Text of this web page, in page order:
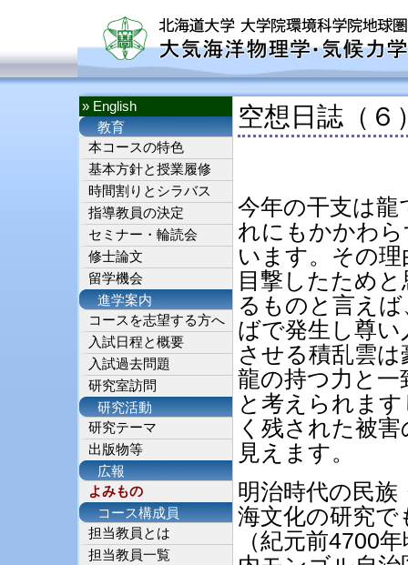
» English
教育
本コースの特色
基本方針と授業履修
時間割りとシラバス
指導教員の決定
セミナー・輪読会
修士論文
留学機会
進学案内
コースを志望する方へ
入試日程と概要
入試過去問題
研究室訪問
研究活動
研究テーマ
出版物等
広報
よみもの
コース構成員
担当教員とは
担当教員一覧
空想日誌（
今年の干支は
れにもかかわ
います。その
目撃したため
るものと言え
ばで発生し尊
させる積乱雲
龍の持つ力と
と考えられま
く残された被
見えます。
明治時代の民
海文化の研究で
（紀元前4700